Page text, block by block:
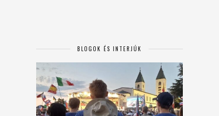
BLOGOK ÉS INTERJÚK